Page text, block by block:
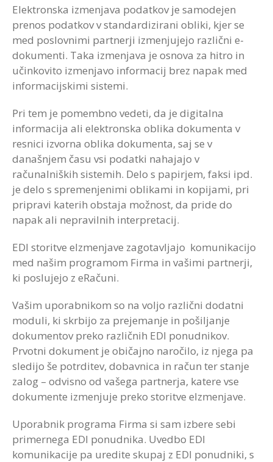
Elektronska izmenjava podatkov je samodejen
prenos podatkov v standardizirani obliki, kjer se
med poslovnimi partnerji izmenjujejo različni e-
dokumenti. Taka izmenjava je osnova za hitro in
učinkovito izmenjavo informacij brez napak med
informacijskimi sistemi.
Pri tem je pomembno vedeti, da je digitalna
informacija ali elektronska oblika dokumenta v
resnici izvorna oblika dokumenta, saj se v
današnjem času vsi podatki nahajajo v
računalniških sistemih. Delo s papirjem, faksi ipd.
je delo s spremenjenimi oblikami in kopijami, pri
pripravi katerih obstaja možnost, da pride do
napak ali nepravilnih interpretacij.
EDI storitve eIzmenjave zagotavljajo komunikacijo
med našim programom Firma in vašimi partnerji,
ki poslujejo z eRačuni.
Vašim uporabnikom so na voljo različni dodatni
moduli, ki skrbijo za prejemanje in pošiljanje
dokumentov preko različnih EDI ponudnikov.
Prvotni dokument je običajno naročilo, iz njega pa
sledijo še potrditev, dobavnica in račun ter stanje
zalog – odvisno od vašega partnerja, katere vse
dokumente izmenjuje preko storitve eIzmenjave.
Uporabnik programa Firma si sam izbere sebi
primernega EDI ponudnika. Uvedbo EDI
komunikacije pa uredite skupaj z EDI ponudniki, s